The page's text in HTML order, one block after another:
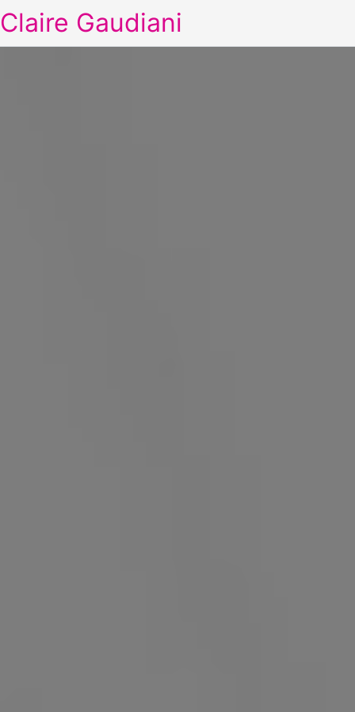
Claire Gaudiani